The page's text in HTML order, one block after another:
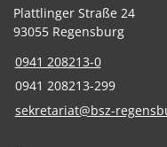
Plattlinger Straße 24
93055 Regensburg
0941 208213-0
0941 208213-299
sekretariat@bsz-